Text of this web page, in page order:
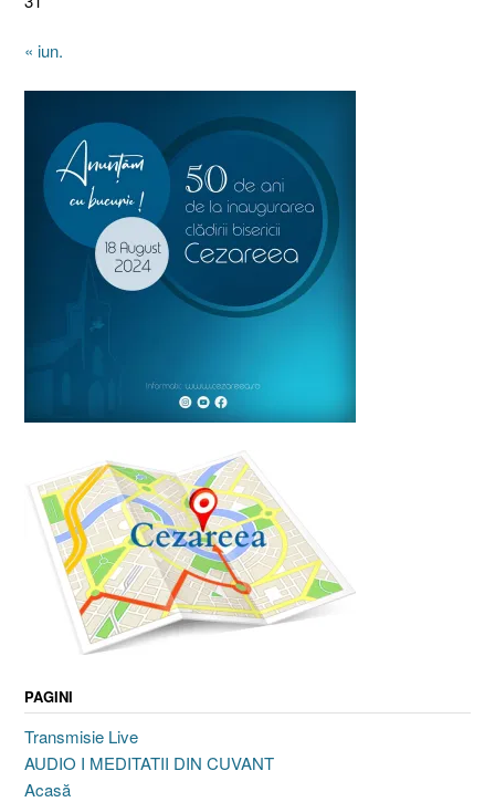
« iun.
PAGINI
Transmisie Live
AUDIO I MEDITATII DIN CUVANT
Acasă